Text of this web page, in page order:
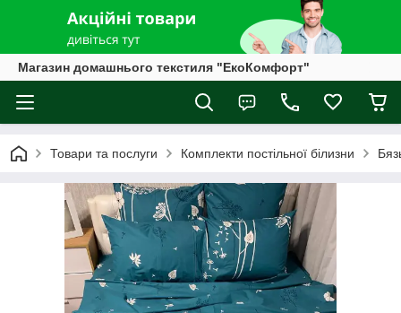
Магазин домашнього текстиля "ЕкоКомфорт"
Товари та послуги Комплекти постільної білизни